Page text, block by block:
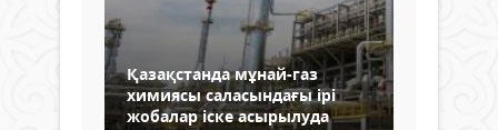
Қазақстанда мұнай-газ
химиясы саласындағы ірі
жобалар іске асырылуда